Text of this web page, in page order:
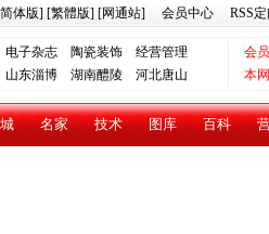
体版] [繁體版] [网通站] 会员中心 RSS定
电子杂志 陶瓷装饰 经营管理 会
山东淄博 湖南醴陵 河北唐山 本
名家 技术 图库 百科